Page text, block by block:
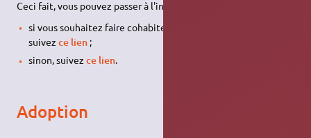
Ceci fait, vous pouvez passer à l'installation d'Ubuntu :
si vous souhaitez faire cohabiter Ubuntu avec Windows,
suivez ce lien;
sinon, suivez ce lien.
Adoption